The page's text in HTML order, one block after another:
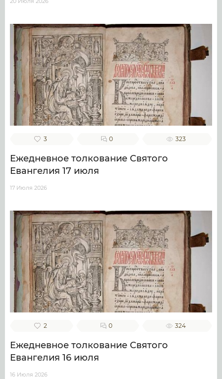
3 0 323
Ежедневное толкование Святого
Евангелия 17 июля
17 Июля 2026
2 0 324
Ежедневное толкование Святого
Евангелия 16 июля
16 Июля 2026